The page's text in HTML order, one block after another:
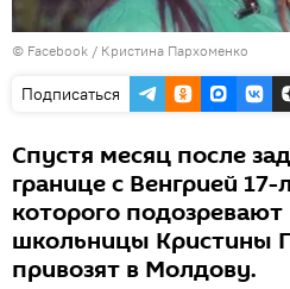
© Facebook / Кристина Пархоменко
Подписаться
Спустя месяц после
границе с Венгрией
которого подозревают
школьницы Кристины
привозят в Молдову.